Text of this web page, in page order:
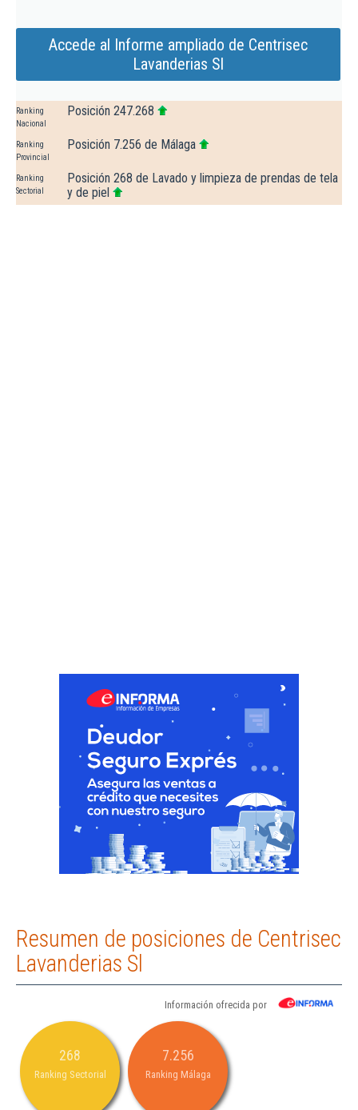
Accede al Informe ampliado de Centrisec
Lavanderias Sl
Ranking
Nacional
Posición 247.268
Ranking
Provincial
Posición 7.256 de Málaga
Ranking
Sectorial
Posición 268 de Lavado y limpieza de prendas de tela
y de piel
Resumen de posiciones de Centrisec
Lavanderias Sl
Información ofrecida por
268
Ranking Sectorial
7.256
Ranking Málaga